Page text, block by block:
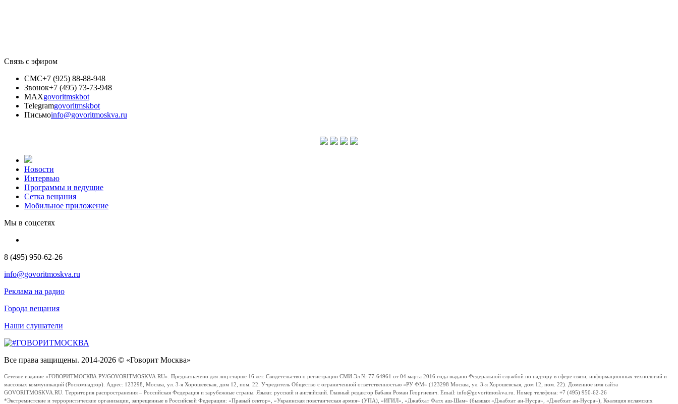
Связь с эфиром
СМС+7 (925) 88-88-948
Звонок+7 (495) 73-73-948
MAXgovoritmskbot
Telegramgovoritmskbot
Письмоinfo@govoritmoskva.ru
Новости
Интервью
Программы и ведущие
Сетка вещания
Мобильное приложение
Мы в соцсетях
8 (495) 950-62-26
info@govoritmoskva.ru
Реклама на радио
Города вещания
Наши слушатели
Все права защищены. 2014-2026 © «Говорит Москва»
Сетевое издание «ГОВОРИТМОСКВА.РУ/GOVORITMOSKVA.RU». Предназначено для лиц старше 16 лет. Свидетельство о регистрации СМИ Эл № 77-64961 от 04 марта 2016 года выдано Федеральной службой по надзору в сфере связи, информационных технологий и
массовых коммуникаций (Роскомнадзор). Адрес: 123298, Москва, ул. 3-я Хорошевская, дом 12, пом. 22. Учредитель Общество с ограниченной ответственностью «РУ ФМ» (123298 Москва, ул. 3-я Хорошевская, дом 12, пом. 22). Доменное имя сайта
GOVORITMOSKVA.RU. Территория распространения – Российская Федерация и зарубежные страны. Языки: русский и английский. Главный редактор Бабаян Роман Георгиевич. Email: info@govoritmoskva.ru. Номер телефона: +7 (495) 950-62-26
*Экстремистские и террористические организации, запрещенные в Российской Федерации: «Правый сектор», «Украинская повстанческая армия» (УПА), «ИГИЛ», «Джабхат Фатх аш-Шам» (бывшая «Джабхат ан-Нусра», «Джебхат ан-Нусра»), Коалиция исламских